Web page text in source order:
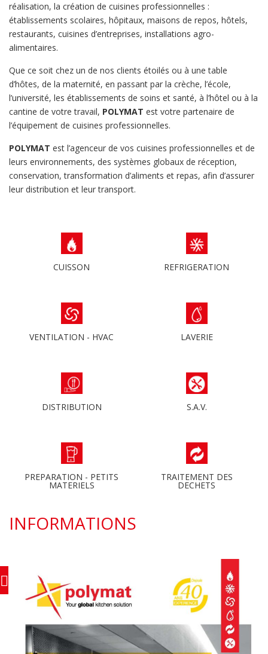
réalisation, la création de cuisines professionnelles :
établissements scolaires, hôpitaux, maisons de repos, hôtels,
restaurants, cuisines d’entreprises, installations agro-
alimentaires.
Que ce soit chez un de nos clients étoilés ou à une table
d’hôtes, de la maternité, en passant par la crèche, l’école,
l’université, les établissements de soins et santé, à l’hôtel ou à la
cantine de votre travail, POLYMAT est votre partenaire de
l’équipement de cuisines professionnelles.
POLYMAT est l’agenceur de vos cuisines professionnelles et de
leurs environnements, des systèmes globaux de réception,
conservation, transformation d’aliments et repas, afin d’assurer
leur distribution et leur transport.
CUISSON REFRIGERATION
VENTILATION - HVAC LAVERIE
DISTRIBUTION S.A.V.
PREPARATION - PETITS
MATERIELS
TRAITEMENT DES
DECHETS
INFORMATIONS